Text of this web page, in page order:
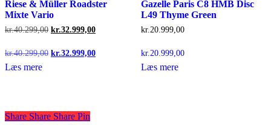
Riese & Müller Roadster
Mixte Vario
kr.40.299,00 Den
pris
var:
kr.32.999,00Den
er:
kr.40.299,00 Den
kr.32.999,00Den
Læs mere
Gazelle Paris C8 HMB Disc
L49 Thyme Green
kr. 20.999,00
kr. 20.999,00
Læs mere
Share
Share Share Share Pin